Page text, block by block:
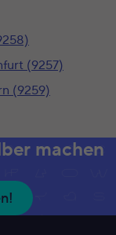
(9257)
(9259)
machen